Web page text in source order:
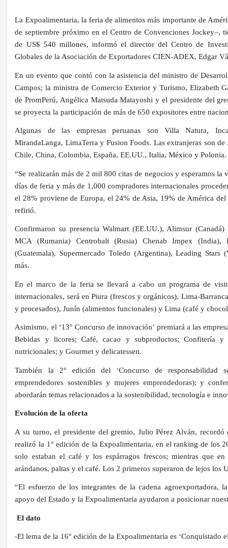
La Expoalimentaria, la feria de alimentos más importante de
de septiembre próximo en el Centro de Convenciones Jockey–,
de US$ 540 millones, informó el director del Centro de
Globales de la Asociación de Exportadores CIEN-ADEX, Edgar
En un evento que contó con la asistencia del ministro de
Campos; la ministra de Comercio Exterior y Turismo, Elizabeth
de PromPerú, Angélica Matsuda Matayoshi y el presidente del
se proyecta la participación de más de 650 expositores entre
Algunas de las empresas peruanas son Villa Natura,
MirandaLanga, LimaTerra y Fusion Foods. Las extranjeras son
Chile, China, Colombia, España, EE.UU., Italia, México y Polonia.
“Se realizarán más de 2 mil 800 citas de negocios y esperamos la
días de feria y más de 1,000 compradores internacionales
el 28% proviene de Europa, el 24% de Asia, 19% de América
refirió.
Confirmaron su presencia Walmart (EE.UU.), Alimsur
MCA (Rumania) Centrobalt (Rusia) Chenab Impex (India),
(Guatemala), Supermercado Toledo (Argentina), Leading Stars
más.
En el marco de la feria se llevará a cabo un programa de
internacionales, será en Piura (frescos y orgánicos), Lima-
y procesados), Junín (alimentos funcionales) y Lima (café y
Asimismo, el ‘13° Concurso de innovación’ premiará a las
Bebidas y licores; Café, cacao y subproductos; Confitería y
nutricionales; y Gourmet y delicatessen.
También la 2° edición del ‘Concurso de responsabilidad
emprendedores sostenibles y mujeres emprendedoras); y
abordarán temas relacionados a la sostenibilidad, tecnología e
Evolución de la oferta
A su turno, el presidente del gremio, Julio Pérez Alván,
realizó la 1° edición de la Expoalimentaria, en el ranking de los
solo estaban el café y los espárragos frescos; mientras que
arándanos, paltas y el café. Los 2 primeros superaron de lejos los
“El esfuerzo de los integrantes de la cadena agroexportadora,
apoyo del Estado y la Expoalimentaria ayudaron a posicionar
El dato
-El lema de la 16° edición de la Expoalimentaria es ‘Conquistado